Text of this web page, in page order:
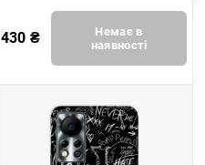
430 ₴
Немає в
наявності